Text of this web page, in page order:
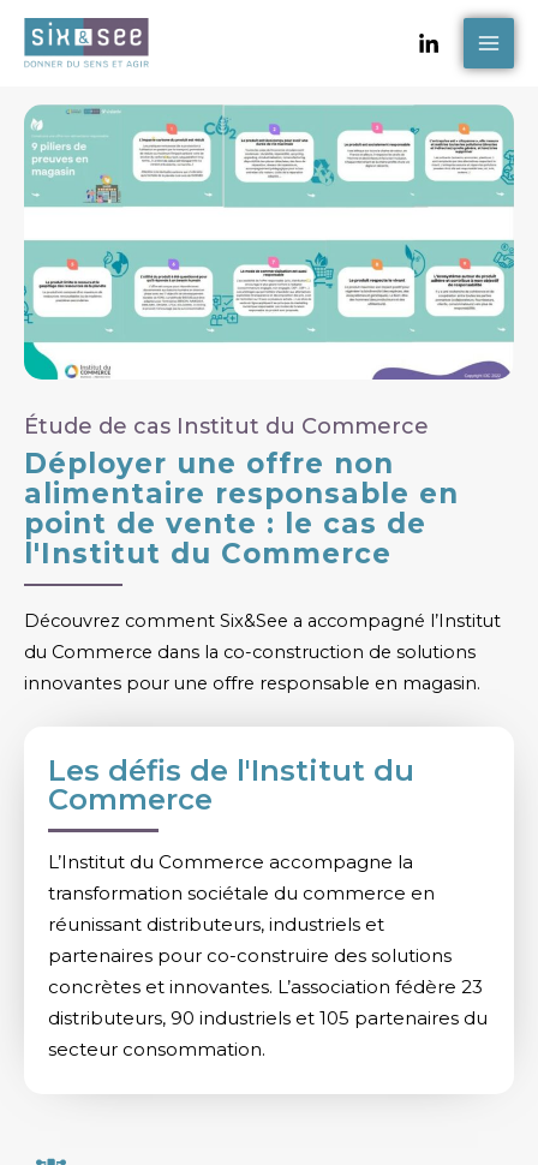
Skip
Étude de cas Institut du Commerce
Déployer une offre non
alimentaire responsable en
point de vente : le cas de
l'Institut du Commerce
Découvrez comment Six&See a accompagné l’Institut
du Commerce dans la co-construction de solutions
innovantes pour une offre responsable en magasin.
Les défis de l'Institut du
Commerce
L’Institut du Commerce accompagne la
transformation sociétale du commerce en
réunissant distributeurs, industriels et
partenaires pour co-construire des solutions
concrètes et innovantes. L’association fédère 23
distributeurs, 90 industriels et 105 partenaires du
secteur consommation.